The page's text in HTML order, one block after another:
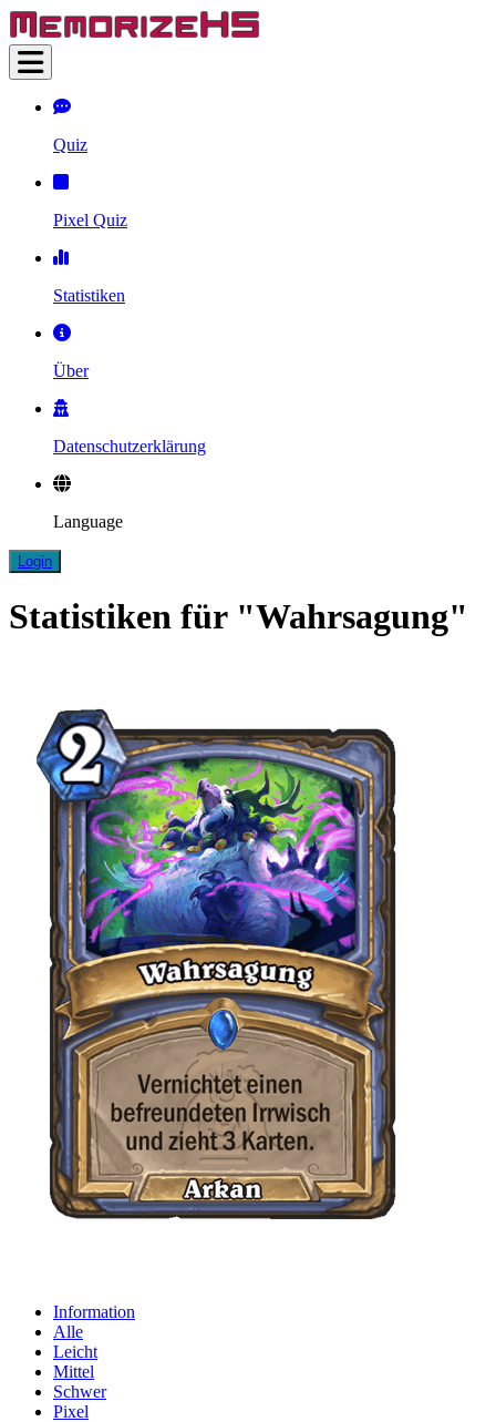
Quiz
Pixel Quiz
Statistiken
Über
Datenschutzerklärung
Language
Login
Statistiken für "Wahrsagung"
Information
Alle
Leicht
Mittel
Schwer
Pixel